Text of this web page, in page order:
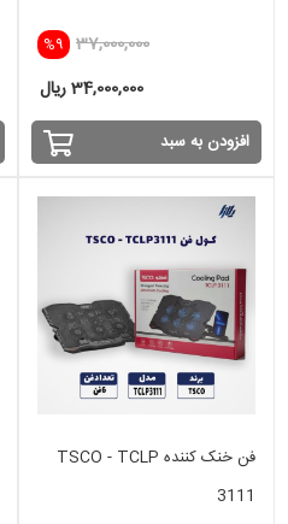
%9 37,000,000
34,000,000 ریال
افزودن به سبد
فن خنک کننده TSCO - TCLP
3111